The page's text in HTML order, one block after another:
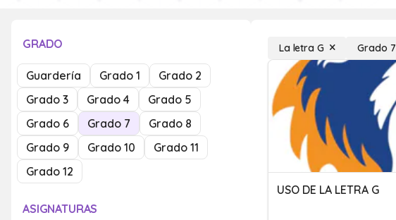
GRADO
Guardería Grado 1
Grado 2
Grado 3
Grado 4
Grado 5
Grado 6
Grado 7
Grado 8
Grado 9
Grado 10
Grado 11
Grado 12
ASIGNATURAS
La letra G Grado 7
USO DE LA LETRA G